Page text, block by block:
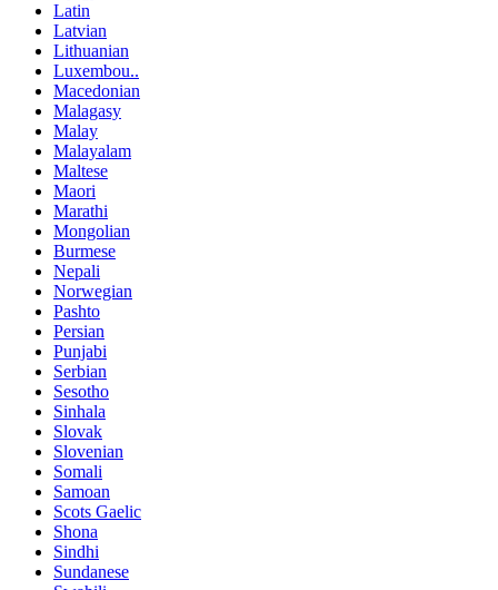
Latin
Latvian
Lithuanian
Luxembou..
Macedonian
Malagasy
Malay
Malayalam
Maltese
Maori
Marathi
Mongolian
Burmese
Nepali
Norwegian
Pashto
Persian
Punjabi
Serbian
Sesotho
Sinhala
Slovak
Slovenian
Somali
Samoan
Scots Gaelic
Shona
Sindhi
Sundanese